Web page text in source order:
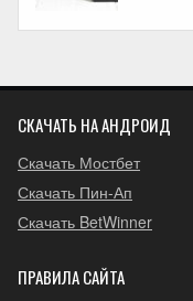
СКАЧАТЬ НА АНДРОИД
Скачать Мостбет
Скачать Пин-Ап
Скачать BetWinner
ПРАВИЛА САЙТА